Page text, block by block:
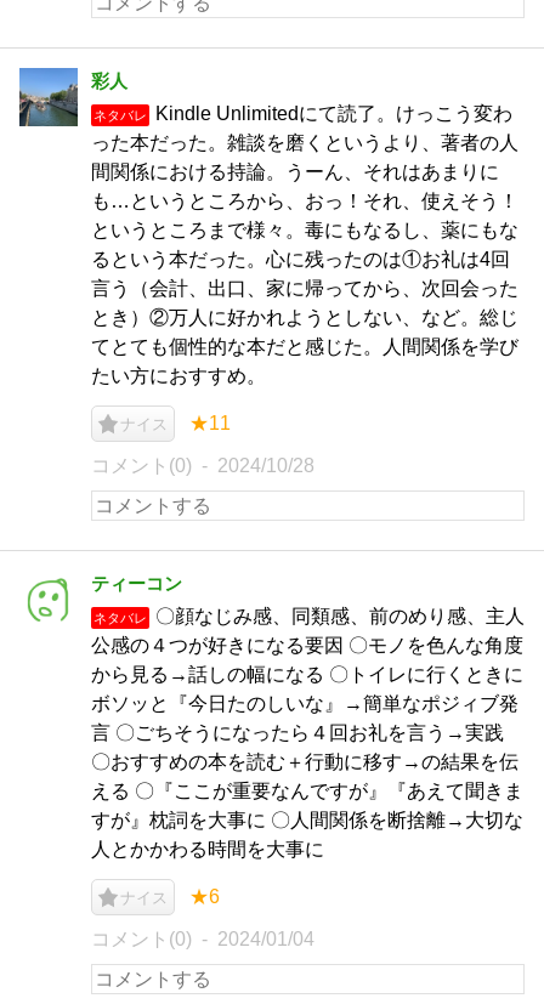
彩人
ネタバレ
Kindle Unlimitedにて読了。けっこう変わ
った本だった。雑談を磨くというより、著者の人
間関係における持論。うーん、それはあまりに
も…というところから、おっ！それ、使えそう！
というところまで様々。毒にもなるし、薬にもな
るという本だった。心に残ったのは①お礼は4回
言う（会計、出口、家に帰ってから、次回会った
とき）②万人に好かれようとしない、など。総じ
てとても個性的な本だと感じた。人間関係を学び
たい方におすすめ。
ナイス ★11
コメント(0) 2024/10/28
ティーコン
ネタバレ
〇顔なじみ感、同類感、前のめり感、主人
公感の４つが好きになる要因 〇モノを色んな角度
から見る→話しの幅になる 〇トイレに行くときに
ボソッと『今日たのしいな』→簡単なポジィブ発
言 〇ごちそうになったら４回お礼を言う→実践
〇おすすめの本を読む＋行動に移す→の結果を伝
える 〇『ここが重要なんですが』『あえて聞きま
すが』枕詞を大事に 〇人間関係を断捨離→大切な
人とかかわる時間を大事に
ナイス ★6
コメント(0) 2024/01/04